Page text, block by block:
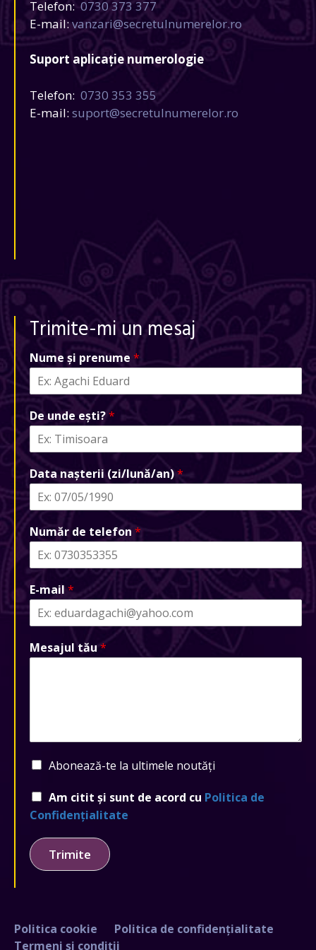
Telefon:0730 373 377
E-mail:vanzari@secretulnumerelor.ro
Suport aplicație numerologie
Telefon: 0730 353 355
E-mail: suport@secretulnumerelor.ro
Trimite-mi un mesaj
Nume și prenume *
De unde ești?*
Data nașterii (zi/lună/an)*
Număr de telefon *
E-mail *
Mesajul tău *
Abonează-te la ultimele noutăți
Am citit și sunt de acord cu Politica de
Confidențialitate
Trimite
Politica cookie
Politica de confidențialitate
Termeni și condiții